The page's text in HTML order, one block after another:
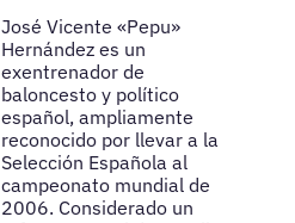
José Vicente «Pepu»
Hernández es un
exentrenador de
baloncesto y político
español, ampliamente
reconocido por llevar a la
Selección Española al
campeonato mundial de
2006. Considerado un